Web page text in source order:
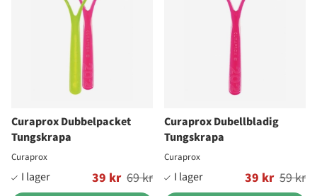
Curaprox Dubbelpacket
Tungskrapa
Curaprox
39 kr
Ordinarie pris: 69 kr
Curaprox Dubellbladig
Tungskrapa
Curaprox
39 kr
Ordinarie pris: 59 kr